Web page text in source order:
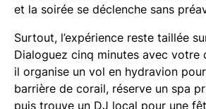
et la soirée se déclenche sans
Surtout, l’expérience reste taillée
Dialoguez cinq minutes avec votre
il organise un vol en hydravion
barrière de corail, réserve un spa
puis trouve un DJ local pour une